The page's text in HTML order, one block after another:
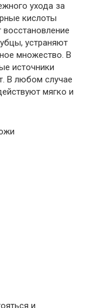
ухода за
кислоты
устраняют
множество. В
источники
В любом случае
мягко и
и